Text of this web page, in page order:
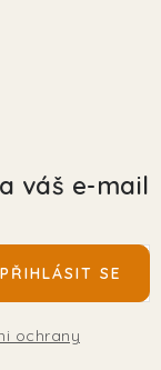
váš e-mail
ochrany
PŘIHLÁSIT SE